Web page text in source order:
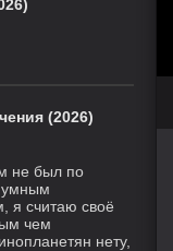
(2026)
не был по
умным
я считаю своё
чем
нету,